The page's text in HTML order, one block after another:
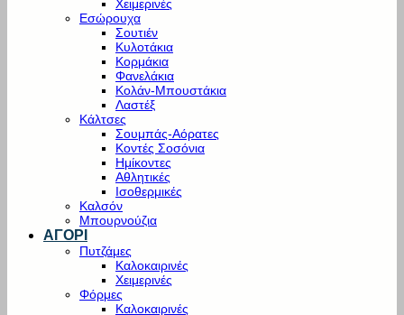
Χειμερινές
Εσώρουχα
Σουτιέν
Κυλοτάκια
Κορμάκια
Φανελάκια
Κολάν-Μπουστάκια
Λαστέξ
Κάλτσες
Σουμπάς-Αόρατες
Κοντές Σοσόνια
Ημίκοντες
Αθλητικές
Ισοθερμικές
Καλσόν
Μπουρνούζια
ΑΓΟΡΙ
Πυτζάμες
Καλοκαιρινές
Χειμερινές
Φόρμες
Καλοκαιρινές